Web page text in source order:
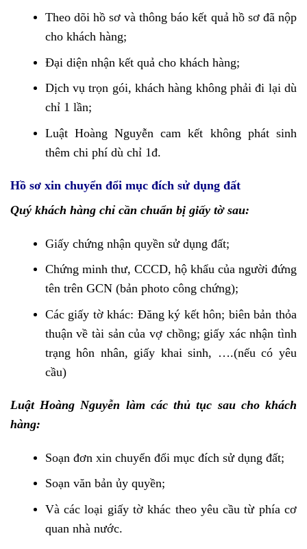
Theo dõi hồ sơ và thông báo kết quả hồ sơ đã nộp
cho khách hàng;
Đại diện nhận kết quả cho khách hàng;
Dịch vụ trọn gói, khách hàng không phải đi lại dù
chỉ 1 lần;
Luật Hoàng Nguyễn cam kết không phát sinh
thêm chi phí dù chỉ 1đ.
Hồ sơ xin chuyển đổi mục đích sử dụng đất
Quý khách hàng chỉ cần chuẩn bị giấy tờ sau:
Giấy chứng nhận quyền sử dụng đất;
Chứng minh thư, CCCD, hộ khẩu của người đứng
tên trên GCN (bản photo công chứng);
Các giấy tờ khác: Đăng ký kết hôn; biên bản thỏa
thuận về tài sản của vợ chồng; giấy xác nhận tình
trạng hôn nhân, giấy khai sinh, ….(nếu có yêu
cầu)
Luật Hoàng Nguyễn làm các thủ tục sau cho khách
hàng:
Soạn đơn xin chuyển đổi mục đích sử dụng đất;
Soạn văn bản ủy quyền;
Và các loại giấy tờ khác theo yêu cầu từ phía cơ
quan nhà nước.